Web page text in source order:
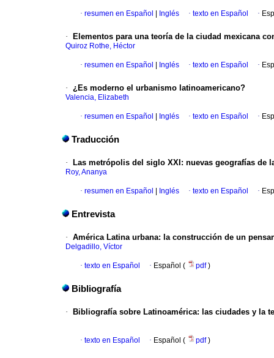
· resumen en Español Inglés · texto en Español ·
· Elementos para una teoría de la ciudad mexicana
Quiroz Rothe, Héctor
· resumen en Español Inglés · texto en Español ·
· ¿Es moderno el urbanismo latinoamericano?
Valencia, Elizabeth
· resumen en Español Inglés · texto en Español ·
Traducción
· Las metrópolis del siglo XXI : nuevas geografías de
Roy, Ananya
· resumen en Español Inglés · texto en Español ·
Entrevista
· América Latina urbana: la construcción de un
Delgadillo, Víctor
· texto en Español · Español ( pdf)
Bibliografía
· Bibliografía sobre Latinoamérica: las ciudades y la
· texto en Español · Español ( pdf)